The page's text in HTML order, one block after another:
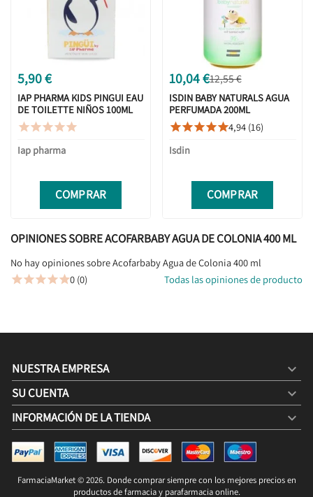
ACOFARBABY AGUA DE COLONIA 400 ML
5,51 € 1,10 € / 100g SIN STOCK
5,90 €
IAP PHARMA KIDS PINGUI EAU
DE TOILETTE NIÑOS 100ML

Iap pharma
COMPRAR
10,04 €12,55 €
ISDIN BABY NATURALS AGUA
PERFUMADA 200ML
4,94 (16)
Isdin
COMPRAR
OPINIONES SOBRE ACOFARBABY AGUA DE COLONIA 400 ML
No hay opiniones sobre Acofarbaby Agua de Colonia 400 ml
0 (0) Todas las opiniones de producto
NUESTRA EMPRESA 
SU CUENTA 
INFORMACIÓN DE LA TIENDA keyboard_arrow_down
FarmaciaMarket © 2026. Donde comprar siempre con los mejores precios en
productos de farmacia y parafarmacia online.